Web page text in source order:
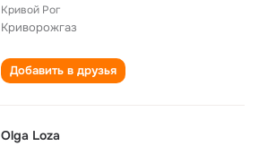
Кривой Рог
Криворожгаз
Добавить в друзья
Olga Loza